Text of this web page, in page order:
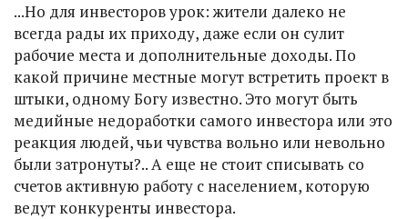
...Но для инвесторов урок: жители далеко не
всегда рады их приходу, даже если он сулит
рабочие места и дополнительные доходы. По
какой причине местные могут встретить проект в
штыки, одному Богу известно. Это могут быть
медийные недоработки самого инвестора или это
реакция людей, чьи чувства вольно или невольно
были затронуты?.. А еще не стоит списывать со
счетов активную работу с населением, которую
ведут конкуренты инвестора.